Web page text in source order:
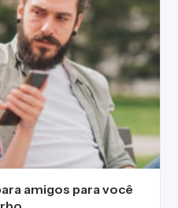
amigos para você